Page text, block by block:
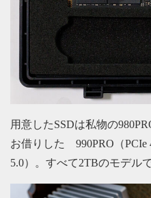
用意したSSDは私物の
お借りした 990PRO（PCIe
5.0）。すべて2TBのモデル